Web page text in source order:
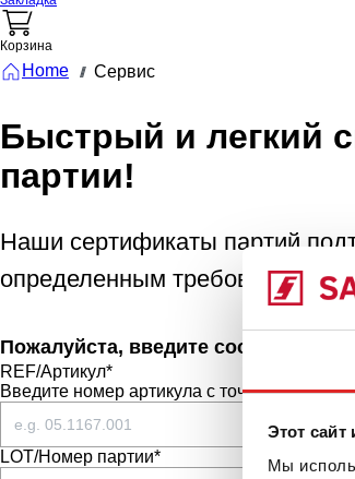
Этот сайт
Мы
Корзина
Home /// Сервис
Быстрый и легкий
партии!
Наши сертификаты партий
определенным требованиям
Пожалуйста, введите
REF/Артикул*
Введите номер артикула с точками.
LOT/Номер партии*